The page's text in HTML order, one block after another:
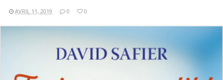
AVRIL 11, 2019 0 0